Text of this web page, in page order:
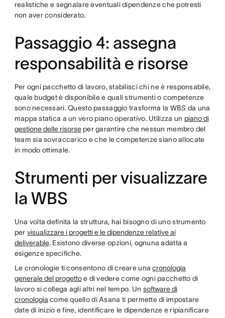
realistiche e segnalare eventuali dipendenze che potresti
non aver considerato.
Passaggio 4: assegna
responsabilità e risorse
Per ogni pacchetto di lavoro, stabilisci chi ne è responsabile,
quale budget è disponibile e quali strumenti o competenze
sono necessari. Questo passaggio trasforma la WBS da una
mappa statica a un vero piano operativo. Utilizza un piano di
gestione delle risorseper garantire che nessun membro del
team sia sovraccarico e che le competenze siano allocate
in modo ottimale.
Strumenti per visualizzare
la WBS
Una volta definita la struttura, hai bisogno di uno strumento
per visualizzare i progetti e le dipendenze relative ai
deliverable. Esistono diverse opzioni, ognuna adatta a
esigenze specifiche.
Le cronologie ti consentono di creare unacronologia
generale del progettoe di vedere come ogni pacchetto di
lavoro si collega agli altri nel tempo. Un software di
cronologia come quello di Asana ti permette di impostare
date di inizio e fine, identificare le dipendenze e ripianificare